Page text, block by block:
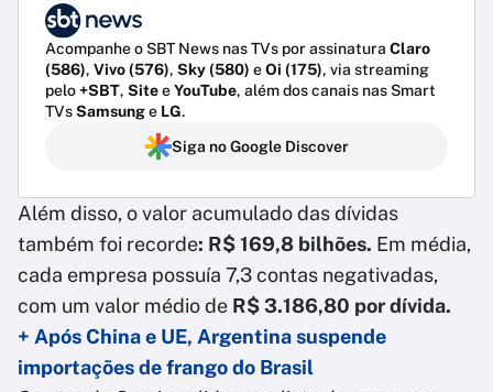
Acompanhe o SBT News nas TVs por assinatura Claro
(586), Vivo (576), Sky (580) eOi (175), via streaming
pelo+SBT, SiteeYouTube, além dos canais nas Smart
TVsSamsunge LG.
Siga no Google Discover
Além disso, o valor acumulado das dívidas
também foi recorde: R$ 169,8 bilhões. Em média,
cada empresa possuía 7,3 contas negativadas,
com um valor médio de R$ 3.186,80 por dívida.
+ Após China e UE, Argentina suspende
importações de frango do Brasil